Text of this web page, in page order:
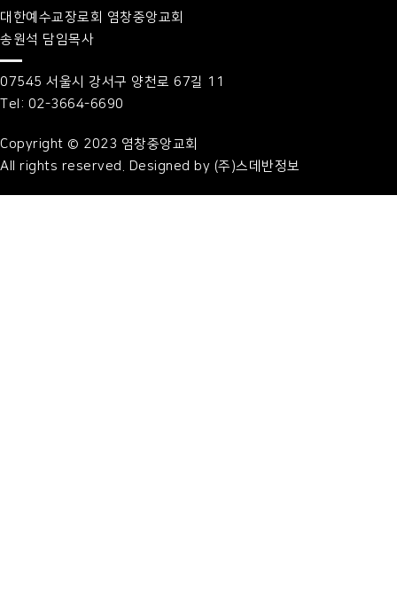
대한예수교장로회 염창중앙교회
송원석 담임목사
07545 서울시 강서구 양천로 67길 11
Tel: 02-3664-6690
Copyright © 2023 염창중앙교회
All rights reserved. Designed by (주)스데반정보